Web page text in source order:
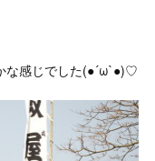
な感じでした(●´ω`●)♡